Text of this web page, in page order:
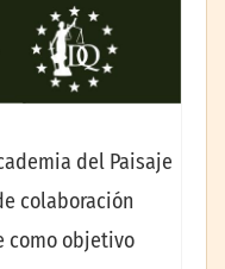
del Paisaje
colaboración
como objetivo